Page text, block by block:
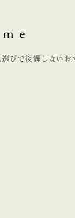
びで後悔しないお